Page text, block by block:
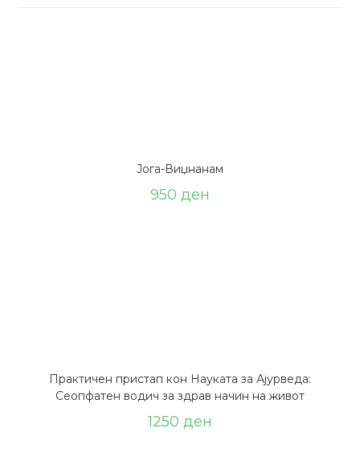
Јога-Виџнанам
950 ден
Практичен пристап кон Науката за Ајурведа:
Сеопфатен водич за здрав начин на живот
1250 ден